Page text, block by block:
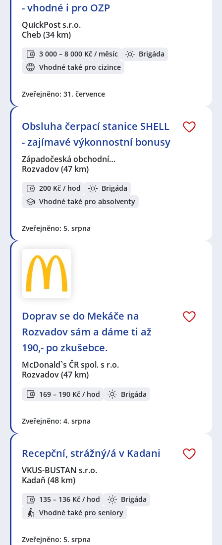
- vhodné i pro OZP
QuickPost s.r.o.
Cheb(34 km)
3 000 – 8 000 Kč / měsíc
Brigáda
Vhodné také pro cizince
Zveřejněno: 31. července
Obsluha čerpací stanice SHELL
- zajímavé výkonnostní bonusy
Západočeská obchodní…
Rozvadov(47 km)
200 Kč / hod
Brigáda
Vhodné také pro absolventy
Zveřejněno: 5. srpna
Doprav se do Mekáče na
Rozvadov sám a dáme ti až
190,- po zkušebce.
McDonald`s ČR spol. s r.o.
Rozvadov(47 km)
169 – 190 Kč / hod Brigáda
Zveřejněno: 4. srpna
Recepční, strážný/á v Kadani
VKUS-BUSTAN s.r.o.
Kadaň (48 km)
135 – 136 Kč / hod
Brigáda
Vhodné také pro seniory
Zveřejněno: 5. srpna